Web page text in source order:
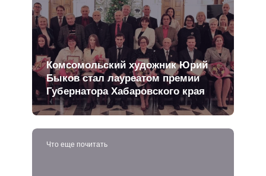
Комсомольский художник Юрий
Быков стал лауреатом премии
Губернатора Хабаровского края
Что еще почитать